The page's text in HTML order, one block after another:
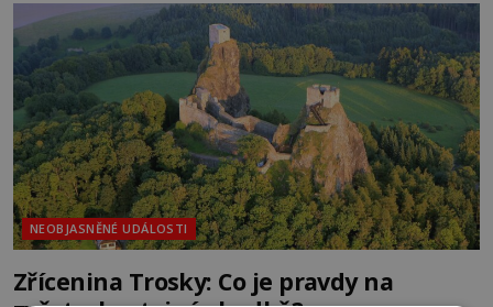
následovat. Vstupujeme na pláž Dumas ve městě
Surat. Gu
NEOBJASNĚNÉ UDÁLOSTI
Zřícenina Trosky: Co je pravdy na